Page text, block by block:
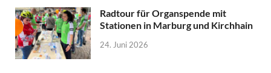
Radtour für Organspende mit
Stationen in Marburg und Kirchhain
24. Juni 2026